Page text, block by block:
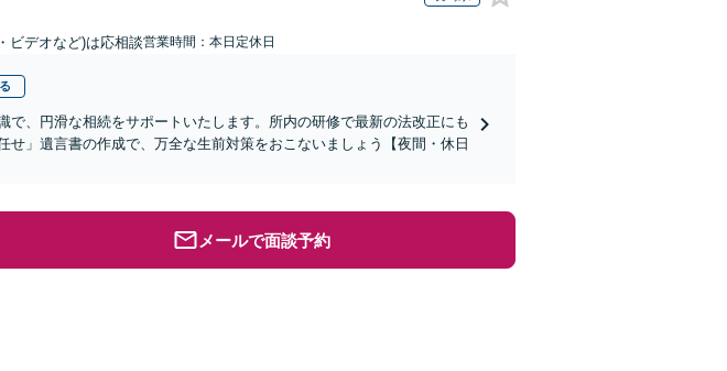
ビデオなど)は応相談営業時間：本日定休日
で、円滑な相続をサポートいたします。所内の研修で最新の法改正にも
せ」遺言書の作成で、万全な生前対策をおこないましょう【夜間・休日
メールで面談予約